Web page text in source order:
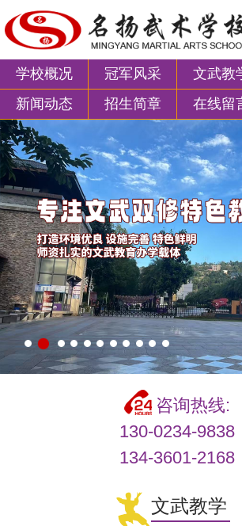
学校概况 冠军风采 文武教
新闻动态
招生简章 在线留
咨询热线:
130-0234-9838
134-3601-2168
文武教学